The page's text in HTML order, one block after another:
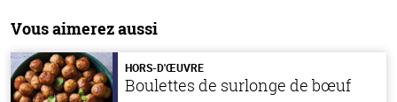
Vous aimerez aussi
HORS-D'ŒUVRE
Boulettes de surlonge de bœuf